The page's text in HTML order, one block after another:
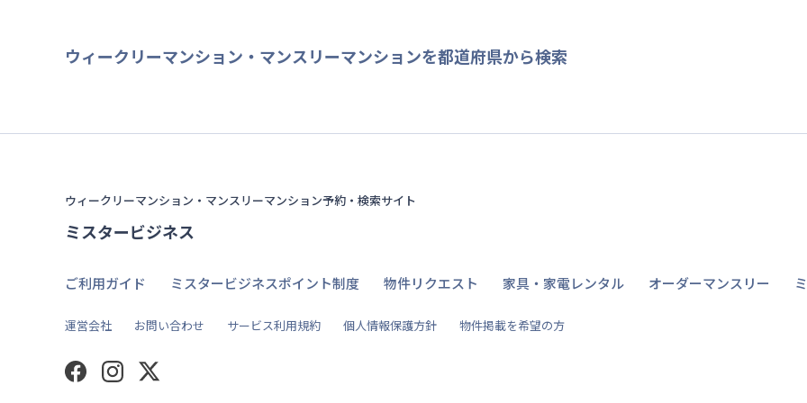
ウィークリーマンション・マンスリーマンションを都道府県から検索
ウィークリーマンション・マンスリーマンション予約・検索サイト
ミスタービジネス
ご利用ガイド ミスタービジネスポイント制度 物件リクエスト 家具・家電レンタル オーダーマンスリー
運営会社 お問い合わせ サービス利用規約 個人情報保護方針 物件掲載を希望の方
FacebookInstagramTwitter